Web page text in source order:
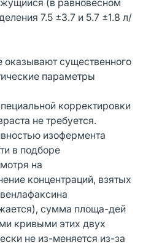
7.5 ±3.7 и 5.7 ±1.8 л/
оказывают существенного
параметры
корректировки
не требуется.
изофермента
в подборе
на
концентраций, взятых
сумма площа-дей
кривыми этих двух
не из-меняется из-за